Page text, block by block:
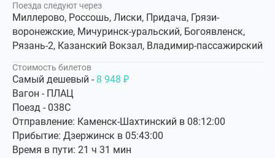
Поезда следуют через
Миллерово, Россошь, Лиски, Придача, Грязи-
воронежские, Мичуринск-уральский, Богоявленск,
Рязань-2, Казанский Вокзал, Владимир-пассажирский
Стоимость билетов
Самый дешевый - 8 948 ₽
Вагон - ПЛАЦ
Поезд - 038С
Отправление: Каменск-Шахтинский в 08:12:00
Прибытие: Дзержинск в 05:43:00
Время в пути: 21 ч 31 мин